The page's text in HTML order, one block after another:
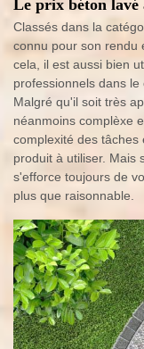
Le prix béton lavé
Classés dans la
connu pour son rendu
cela, il est aussi bien
professionnels dans
Malgré qu'il soit très
néanmoins complèxe
complexité des tâches
produit à utiliser. Mais
s'efforce toujours de
plus que raisonnable.